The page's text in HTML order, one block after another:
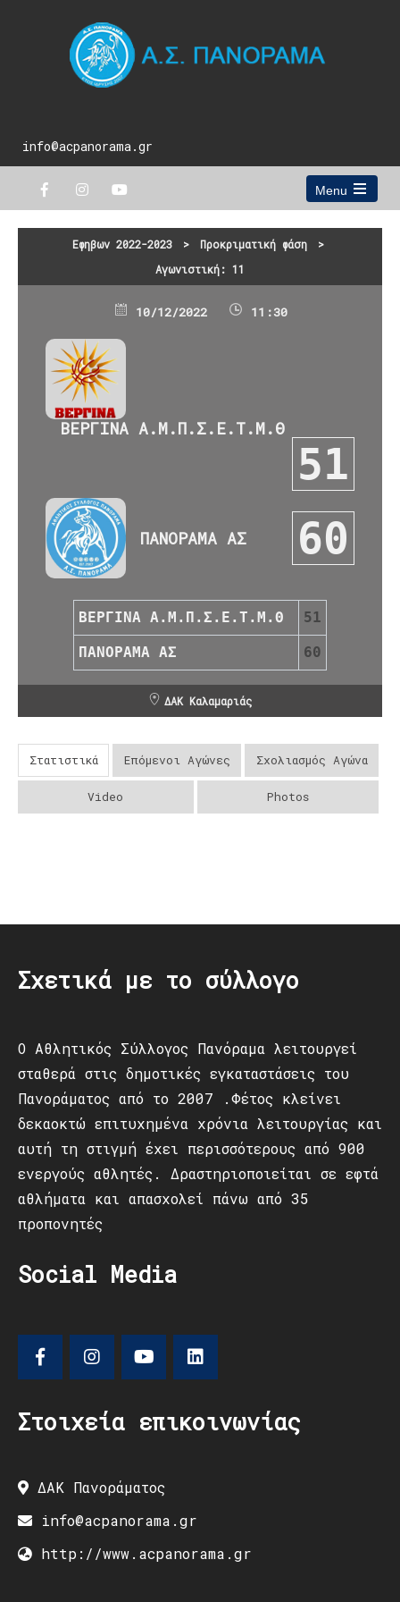
info@acpanorama.gr
Menu
Open
main
Εφηβων 2022-2023 > Προκριματική φάση
>
Αγωνιστική: 11
10/12/2022 11:30
ΒΕΡΓΙΝΑ Α.Μ.Π.Σ.Ε.Τ.Μ.Θ
51
ΠΑΝΟΡΑΜΑ ΑΣ 60
ΒΕΡΓΙΝΑ Α.Μ.Π.Σ.Ε.Τ.Μ.Θ 51
ΠΑΝΟΡΑΜΑ ΑΣ 60
ΔΑΚ Καλαμαριάς
Στατιστικά Επόμενοι Αγώνες Σχολιασμός Αγώνα
Video Photos
Σχετικά με το σύλλογο
Ο Αθλητικός Σύλλογος Πανόραμα λειτουργεί
σταθερά στις δημοτικές εγκαταστάσεις του
Πανοράματος από το 2007 .Φέτος κλείνει
δεκαοκτώ επιτυχημένα χρόνια λειτουργίας και
αυτή τη στιγμή έχει περισσότερους από 900
ενεργούς αθλητές. Δραστηριοποιείται σε εφτά
αθλήματα και απασχολεί πάνω από 35
προπονητές
Social Media
Στοιχεία επικοινωνίας
ΔΑΚ Πανοράματος
info@acpanorama.gr
http://www.acpanorama.gr